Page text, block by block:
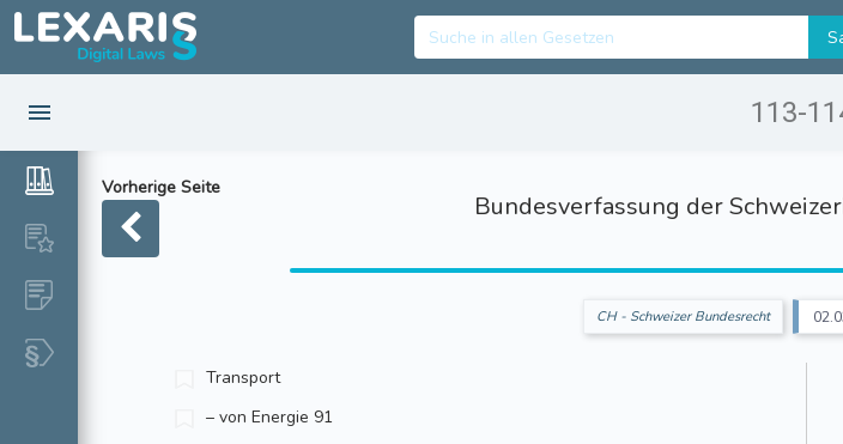
113-
Vorherige Seite
Bundesverfassung der
CH - Schweizer Bundesrecht
Transport
– von Energie 91